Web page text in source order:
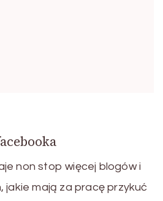
non stop więcej blogów i
mają za pracę przykuć